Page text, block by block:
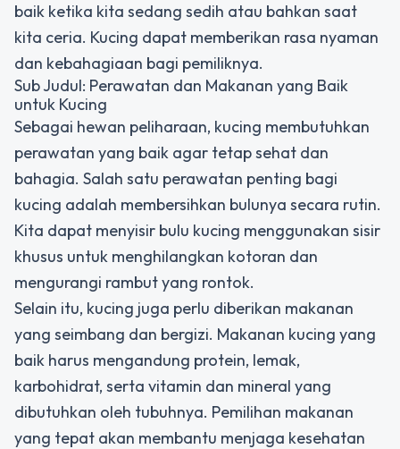
baik ketika kita sedang sedih atau bahkan saat
kita ceria. Kucing dapat memberikan rasa nyaman
dan kebahagiaan bagi pemiliknya.
Sub Judul: Perawatan dan Makanan yang Baik
untuk Kucing
Sebagai hewan peliharaan, kucing membutuhkan
perawatan yang baik agar tetap sehat dan
bahagia. Salah satu perawatan penting bagi
kucing adalah membersihkan bulunya secara rutin.
Kita dapat menyisir bulu kucing menggunakan sisir
khusus untuk menghilangkan kotoran dan
mengurangi rambut yang rontok.
Selain itu, kucing juga perlu diberikan makanan
yang seimbang dan bergizi. Makanan kucing yang
baik harus mengandung protein, lemak,
karbohidrat, serta vitamin dan mineral yang
dibutuhkan oleh tubuhnya. Pemilihan makanan
yang tepat akan membantu menjaga kesehatan